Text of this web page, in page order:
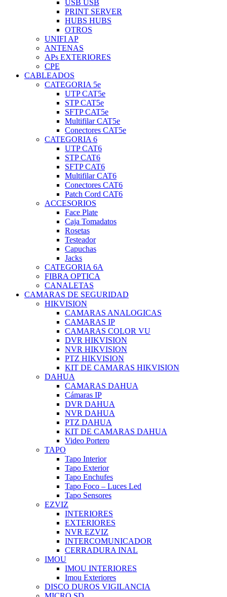
USB USB
PRINT SERVER
HUBS HUBS
OTROS
UNIFI AP
ANTENAS
APs EXTERIORES
CPE
CABLEADOS
CATEGORIA 5e
UTP CAT5e
STP CAT5e
SFTP CAT5e
Multifilar CAT5e
Conectores CAT5e
CATEGORIA 6
UTP CAT6
STP CAT6
SFTP CAT6
Multifilar CAT6
Conectores CAT6
Patch Cord CAT6
ACCESORIOS
Face Plate
Caja Tomadatos
Rosetas
Testeador
Capuchas
Jacks
CATEGORIA 6A
FIBRA OPTICA
CANALETAS
CAMARAS DE SEGURIDAD
HIKVISION
CAMARAS ANALOGICAS
CAMARAS IP
CAMARAS COLOR VU
DVR HIKVISION
NVR HIKVISION
PTZ HIKVISION
KIT DE CAMARAS HIKVISION
DAHUA
CAMARAS DAHUA
Cámaras IP
DVR DAHUA
NVR DAHUA
PTZ DAHUA
KIT DE CAMARAS DAHUA
Video Portero
TAPO
Tapo Interior
Tapo Exterior
Tapo Enchufes
Tapo Foco – Luces Led
Tapo Sensores
EZVIZ
INTERIORES
EXTERIORES
NVR EZVIZ
INTERCOMUNICADOR
CERRADURA INAL
IMOU
IMOU INTERIORES
Imou Exteriores
DISCO DUROS VIGILANCIA